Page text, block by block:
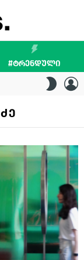
#ᲢᲠᲔᲜᲓᲣᲚᲘ
SKIN